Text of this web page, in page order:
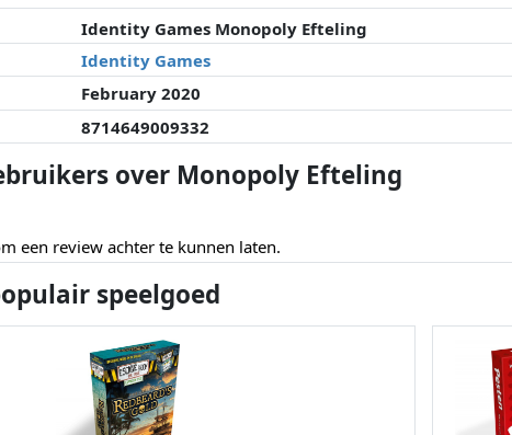
Identity Games Monopoly Efteling
Identity Games
February 2020
8714649009332
over Monopoly Efteling
een review achter te kunnen laten.
speelgoed